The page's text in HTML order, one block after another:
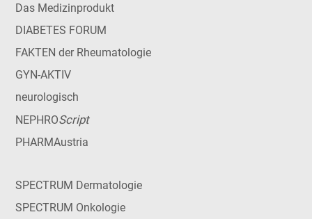
Das Medizinprodukt
DIABETES FORUM
FAKTEN der Rheumatologie
GYN-AKTIV
neurologisch
NEPHROScript
PHARMAustria
SPECTRUM Dermatologie
SPECTRUM Onkologie